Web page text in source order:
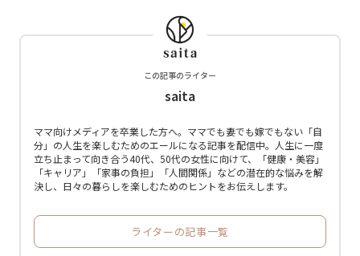
この記事のライター
saita
ママ向けメディアを卒業した方へ。ママでも妻でも嫁でもない「自
分」の人生を楽しむためのエールになる記事を配信中。人生に一度
立ち止まって向き合う40代、50代の女性に向けて、「健康・美容」
「キャリア」「家事の負担」「人間関係」などの潜在的な悩みを解
決し、日々の暮らしを楽しむためのヒントをお伝えします。
ライターの記事一覧